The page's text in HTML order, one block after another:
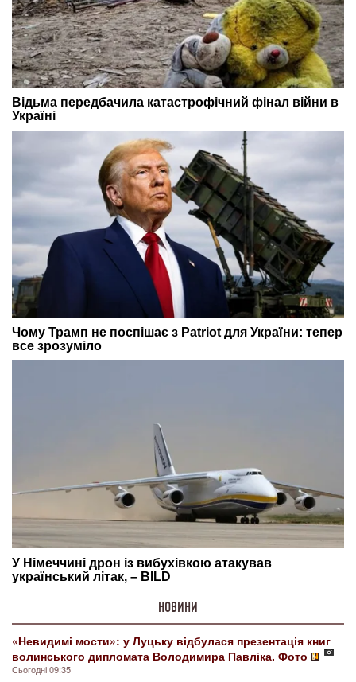
НОВИНИ
«Невидимі мости»: у Луцьку відбулася презентація книг
волинського дипломата Володимира Павліка. Фото
Сьогодні 09:35